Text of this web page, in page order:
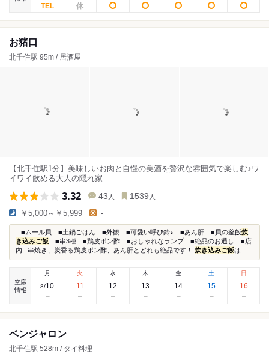
お猪口
北千住駅 95m / 居酒屋
【北千住駅1分】美味しいお肉と自慢の美酒を贅沢な雰囲気で楽しむ♪ワ
イワイ飲める大人の隠れ家
3.32 43 人 1539 人
￥5,000～￥5,999 -
...■ムール貝 ■土鍋ごはん ■外観 ■可愛い呼び鈴♪ ■あん肝 ■貝の釜飯炊
き込みご飯 ■串3種 ■鶏皮ポン酢 ■おしゃれなランプ ■絶品のお通し ■店
内...串焼き、炭香る鶏皮ポン酢、あん肝とどれも絶品です！ 炊き込みご飯は...
空席
情報
月
8/10
火
11
水
12
木
13
金
14
土
15
日
16
ベンジャロン
北千住駅 528m / タイ料理